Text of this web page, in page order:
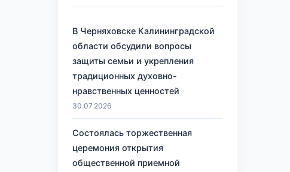
В Черняховске Калининградской
области обсудили вопросы
защиты семьи и укрепления
традиционных духовно-
нравственных ценностей
30.07.2026
Состоялась торжественная
церемония открытия
общественной приемной